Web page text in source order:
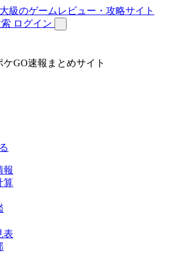
ログイン
GO速報まとめサイト
報
算
表